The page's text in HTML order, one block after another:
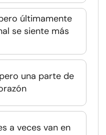
últimamente
se siente más
una parte de
a veces van en